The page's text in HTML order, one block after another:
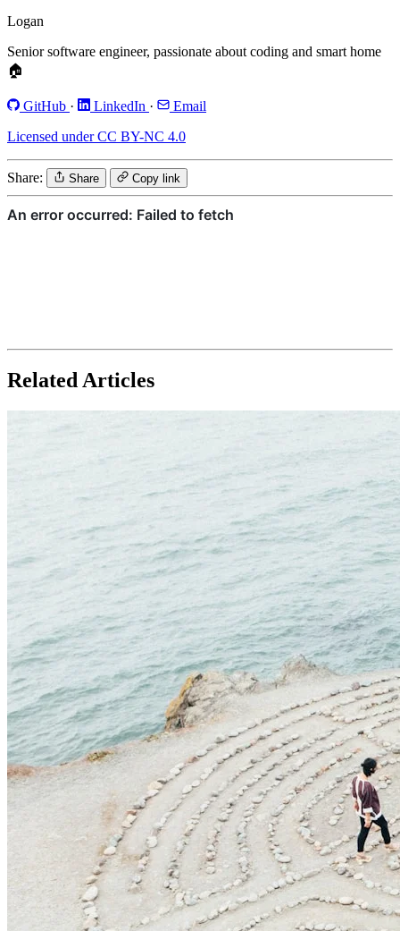
Logan
Senior software engineer, passionate about coding and smart home
🏠
GitHub · LinkedIn ·
Email
Licensed under CC BY-NC 4.0
Share: Share Copy link
Related Articles